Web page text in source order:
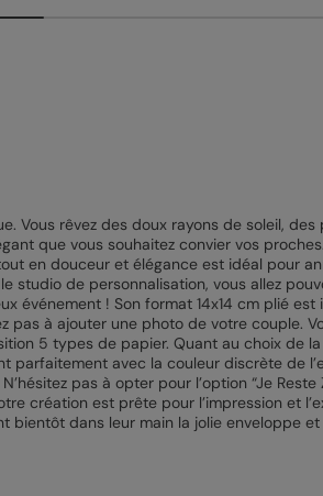
Vous rêvez des doux rayons de soleil,
que vous souhaitez convier vos
en douceur et élégance est idéal pour
studio de personnalisation, vous allez
événement ! Son format 14x14 cm plié
pas à ajouter une photo de votre couple.
5 types de papier. Quant au choix de
parfaitement avec la couleur discrète de
pas à opter pour l’option “Je
création est prête pour l’impression et
dans leur main la jolie enveloppe